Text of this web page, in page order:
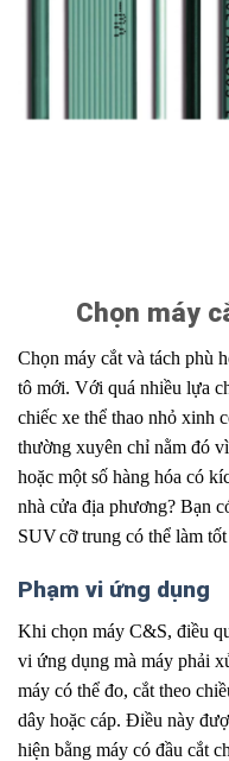
Chọn máy
Chọn máy cắt và tách phù
tô mới. Với quá nhiều lựa
chiếc xe thể thao nhỏ xinh
thường xuyên chỉ nằm đó
hoặc một số hàng hóa có
nhà cửa địa phương? Bạn
SUV.cỡ trung có thể làm
Phạm vi ứng dụng
Khi chọn máy C&S, điều
vi ứng dụng mà máy phải
máy có thể đo, cắt theo
dây hoặc cáp. Điều này
hiện bằng máy có đầu cắt